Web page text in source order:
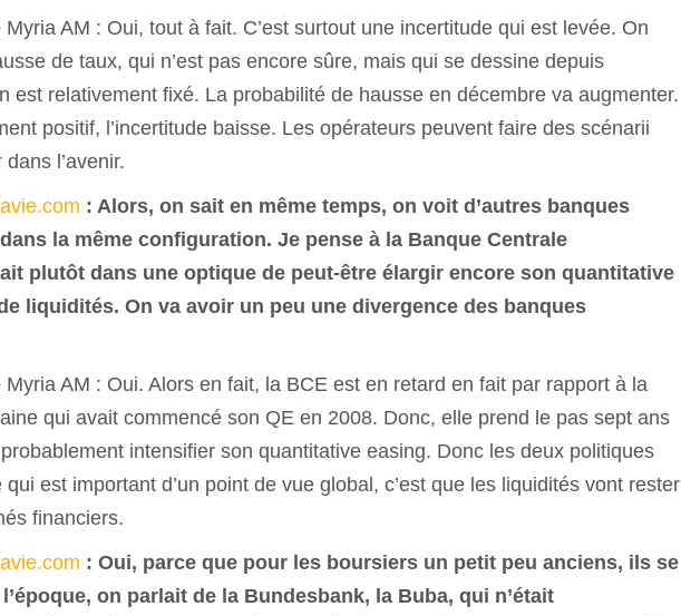
AM : Oui, tout à fait. C’est surtout une incertitude qui est levée. On
de taux, qui n’est pas encore sûre, mais qui se dessine depuis
est relativement fixé. La probabilité de hausse en décembre va augmenter.
positif, l’incertitude baisse. Les opérateurs peuvent faire des scénarii
l’avenir.
: Alors, on sait en même temps, on voit d’autres banques
la même configuration. Je pense à la Banque Centrale
plutôt dans une optique de peut-être élargir encore son quantitative
liquidités. On va avoir un peu une divergence des banques
AM : Oui. Alors en fait, la BCE est en retard en fait par rapport à la
qui avait commencé son QE en 2008. Donc, elle prend le pas sept ans
intensifier son quantitative easing. Donc les deux politiques
est important d’un point de vue global, c’est que les liquidités vont rester
financiers.
: Oui, parce que pour les boursiers un petit peu anciens, ils se
on parlait de la Bundesbank, la Buba, qui n’était